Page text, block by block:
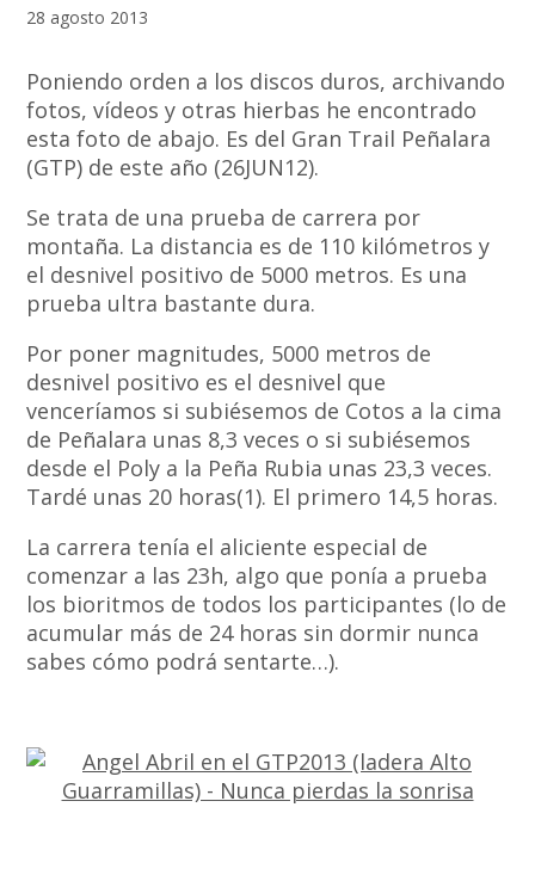
28 agosto 2013
Poniendo orden a los discos duros, archivando
fotos, vídeos y otras hierbas he encontrado
esta foto de abajo. Es del Gran Trail Peñalara
(GTP) de este año (26JUN12).
Se trata de una prueba de carrera por
montaña. La distancia es de 110 kilómetros y
el desnivel positivo de 5000 metros. Es una
prueba ultra bastante dura.
Por poner magnitudes, 5000 metros de
desnivel positivo es el desnivel que
venceríamos si subiésemos de Cotos a la cima
de Peñalara unas 8,3 veces o si subiésemos
desde el Poly a la Peña Rubia unas 23,3 veces.
Tardé unas 20 horas(1). El primero 14,5 horas.
La carrera tenía el aliciente especial de
comenzar a las 23h, algo que ponía a prueba
los bioritmos de todos los participantes (lo de
acumular más de 24 horas sin dormir nunca
sabes cómo podrá sentarte…).